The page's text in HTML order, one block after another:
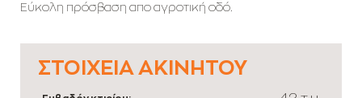
Εύκολη πρόσβαση απο αγροτική οδό.
ΣΤΟΙΧΕΊΑ ΑΚΙΝΉΤΟΥ